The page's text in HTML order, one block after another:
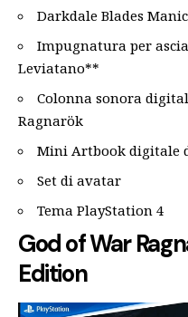
Darkdale Blades
Impugnatura per
Leviatano**
Colonna sonora
Ragnarök
Mini Artbook digitale
Set di avatar
Tema PlayStation 4
God of War
Edition